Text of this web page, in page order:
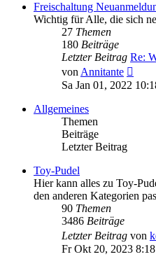
Freischaltung
Wichtig für Alle, die sich
27 Themen
180 Beiträge
Letzter Beitrag Re:
vonAnnitante
Sa Jan 01, 2022
Allgemeines
Themen
Beiträge
Letzter Beitrag
Toy-Pudel
Hier kann alles zu Toy-
den anderen Kategorien
90 Themen
3486 Beiträge
Letzter Beitrag von
Fr Okt 20, 2023